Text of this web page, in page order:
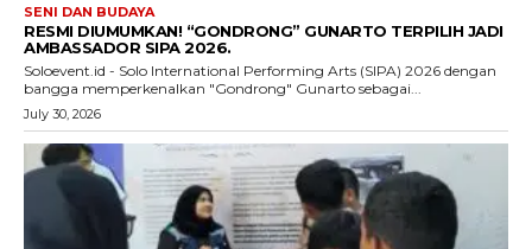
SENI DAN BUDAYA
RESMI DIUMUMKAN! “GONDRONG” GUNARTO TERPILIH JADI
AMBASSADOR SIPA 2026.
Soloevent.id - Solo International Performing Arts (SIPA) 2026 dengan
bangga memperkenalkan "Gondrong" Gunarto sebagai...
July 30, 2026